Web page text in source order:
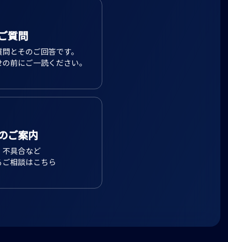
質問
とそのご回答です。
前にご一読ください。
ご案内
具合など
相談はこちら